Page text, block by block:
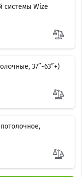
системы Wize
37”-63”+)